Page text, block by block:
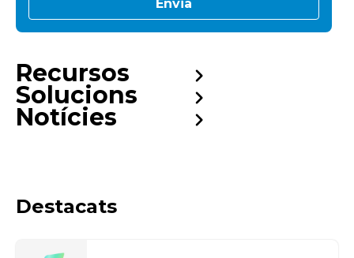
Recursos
Solucions
Notícies
Destacats